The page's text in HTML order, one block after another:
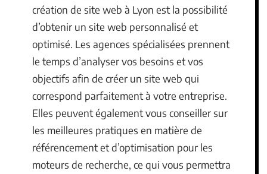
création de site web à Lyon est la possibilité
d’obtenir un site web personnalisé et
optimisé. Les agences spécialisées prennent
le temps d’analyser vos besoins et vos
objectifs afin de créer un site web qui
correspond parfaitement à votre entreprise.
Elles peuvent également vous conseiller sur
les meilleures pratiques en matière de
référencement et d’optimisation pour les
moteurs de recherche, ce qui vous permettra